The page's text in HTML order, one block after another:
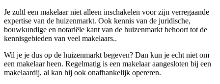
Je zultl een makelaar niet alleen inschakelen voor zijn verregaande
expertise van de huizenmarkt. Ook kennis van de juridische,
bouwkundige en notariële kant van de huizenmarkt behoort tot de
kennisgebieden van veel makelaars..
Wil je je dus op de huizenmarkt begeven? Dan kun je echt niet om
een makelaar heen. Regelmatig is een makelaar aangesloten bij een
makelaardij, al kan hij ook onafhankelijk opereren.